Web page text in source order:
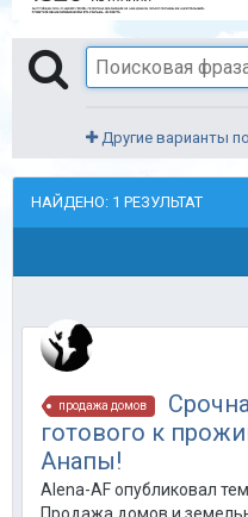
Другие варианты
НАЙДЕНО: 1 РЕЗУЛЬТАТ
продажа домов
готового к
Анапы!
Alena-AF опубликовал